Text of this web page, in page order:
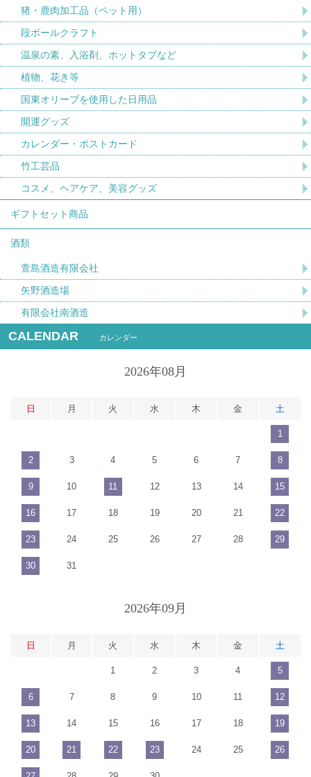
猪・鹿肉加工品（ペット用）
段ボールクラフト
温泉の素、入浴剤、ホットタブなど
植物、花き等
国東オリーブを使用した日用品
開運グッズ
カレンダー・ポストカード
竹工芸品
コスメ、ヘアケア、美容グッズ
ギフトセット商品
酒類
萱島酒造有限会社
矢野酒造場
有限会社南酒造
CALENDAR カレンダー
2026年08月
日 月 火 水 木 金 土
1
2 3 4 5 6 7 8
9 10 11 12 13 14 15
16 17 18 19 20 21 22
23 24 25 26 27 28 29
30 31
2026年09月
日 月 火 水 木 金 土
1 2 3 4 5
6 7 8 9 10 11 12
13 14 15 16 17 18 19
20 21 22 23 24 25 26